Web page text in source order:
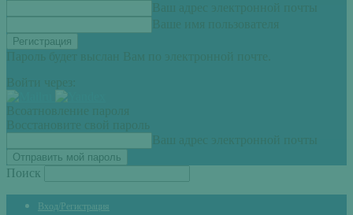
Ваш адрес электронной почты
Ваше имя пользователя
Пароль будет выслан Вам по электронной почте.
Войти через:
Всоатновление пароля
Восстановите свой пароль
Ваш адрес электронной почты
Поиск
Вход/Регистрация